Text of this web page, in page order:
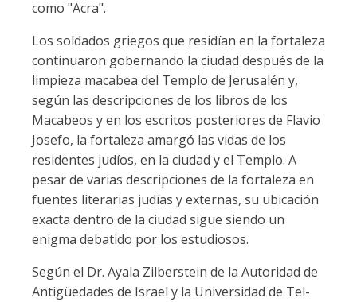
como "Acra".
Los soldados griegos que residían en la fortaleza
continuaron gobernando la ciudad después de la
limpieza macabea del Templo de Jerusalén y,
según las descripciones de los libros de los
Macabeos y en los escritos posteriores de Flavio
Josefo, la fortaleza amargó las vidas de los
residentes judíos, en la ciudad y el Templo. A
pesar de varias descripciones de la fortaleza en
fuentes literarias judías y externas, su ubicación
exacta dentro de la ciudad sigue siendo un
enigma debatido por los estudiosos.
Según el Dr. Ayala Zilberstein de la Autoridad de
Antigüedades de Israel y la Universidad de Tel-